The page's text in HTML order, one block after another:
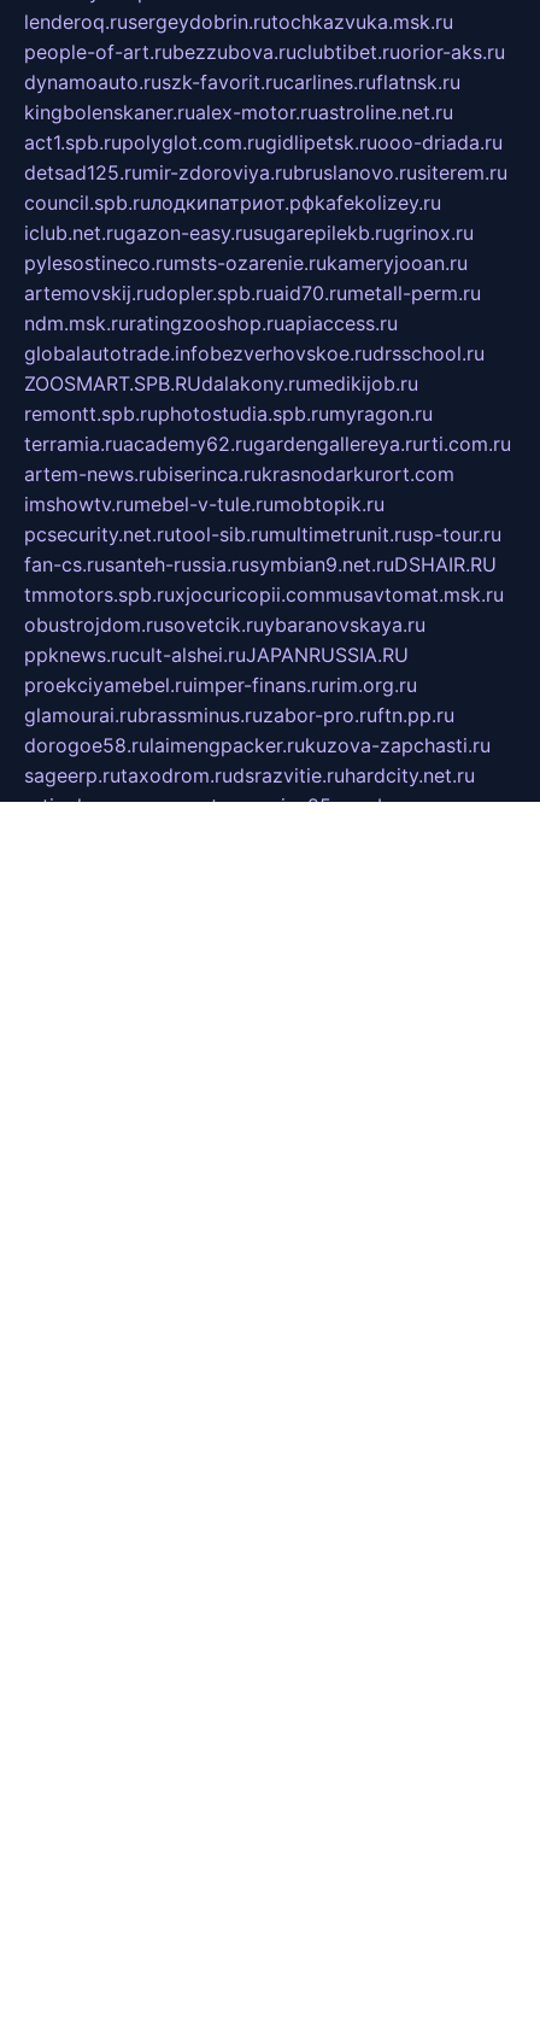
lenderoq.rusergeydobrin.rutochkazvuka.msk.ru
people-of-art.rubezzubova.ruclubtibet.ruorior-aks.ru
dynamoauto.ruszk-favorit.rucarlines.ruflatnsk.ru
kingbolenskaner.rualex-motor.ruastroline.net.ru
act1.spb.rupolyglot.com.rugidlipetsk.ruooo-driada.ru
detsad125.rumir-zdoroviya.rubruslanovo.rusiterem.ru
council.spb.ruлодкипатриот.рфkafekolizey.ru
iclub.net.rugazon-easy.rusugarepilekb.rugrinox.ru
pylesostineco.rumsts-ozarenie.rukameryjooan.ru
artemovskij.rudopler.spb.ruaid70.rumetall-perm.ru
ndm.msk.ruratingzooshop.ruapiaccess.ru
globalautotrade.infobezverhovskoe.rudrsschool.ru
ZOOSMART.SPB.RUdalakony.rumedikijob.ru
remontt.spb.ruphotostudia.spb.rumyragon.ru
terramia.ruacademy62.rugardengallereya.rurti.com.ru
artem-news.rubiserinca.rukrasnodarkurort.com
imshowtv.rumebel-v-tule.rumobtopik.ru
pcsecurity.net.rutool-sib.rumultimetrunit.rusp-tour.ru
fan-cs.rusanteh-russia.rusymbian9.net.ruDSHAIR.RU
tmmotors.spb.ruxjocuricopii.commusavtomat.msk.ru
obustrojdom.rusovetcik.ruybaranovskaya.ru
ppknews.rucult-alshei.ruJAPANRUSSIA.RU
proekciyamebel.ruimper-finans.rurim.org.ru
glamourai.rubrassminus.ruzabor-pro.ruftn.pp.ru
dorogoe58.rulaimengpacker.rukuzova-zapchasti.ru
sageerp.rutaxodrom.rudsrazvitie.ruhardcity.net.ru
ratinghomegames.rutopservice25.rugubernyan.ru